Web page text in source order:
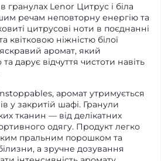
гранулах Lenor Цитрус і біла
речам неповторну енергію та
цитрусові ноти в поєднанні
квітковою ніжністю білої
аромат, який
дарує відчуття чистоти навіть
аромат утримується
у закритій шафі. Гранули
тканин — від делікатних
одягу. Продукт легко
пральним порошком та
а зручне дозування